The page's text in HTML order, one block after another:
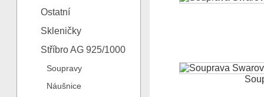
Ostatní
Skleničky
Stříbro AG 925/1000
Soupravy
Náušnice